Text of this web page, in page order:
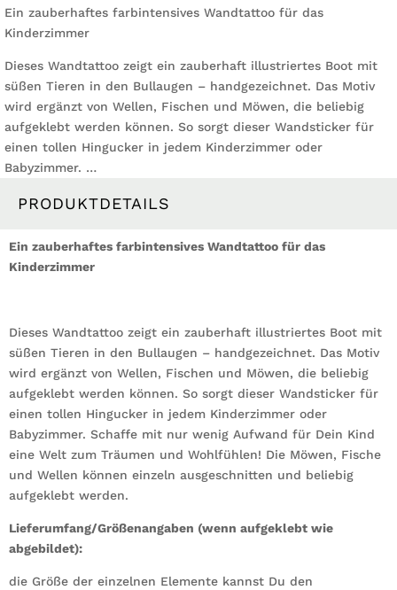
Menge
Ein zauberhaftes farbintensives Wandtattoo für das
Kinderzimmer
Dieses Wandtattoo zeigt ein zauberhaft illustriertes Boot mit
süßen Tieren in den Bullaugen – handgezeichnet. Das Motiv
wird ergänzt von Wellen, Fischen und Möwen, die beliebig
aufgeklebt werden können. So sorgt dieser Wandsticker für
einen tollen Hingucker in jedem Kinderzimmer oder
Babyzimmer. …
PRODUKTDETAILS
Ein zauberhaftes farbintensives Wandtattoo für das
Kinderzimmer
Dieses Wandtattoo zeigt ein zauberhaft illustriertes Boot mit
süßen Tieren in den Bullaugen – handgezeichnet. Das Motiv
wird ergänzt von Wellen, Fischen und Möwen, die beliebig
aufgeklebt werden können. So sorgt dieser Wandsticker für
einen tollen Hingucker in jedem Kinderzimmer oder
Babyzimmer. Schaffe mit nur wenig Aufwand für Dein Kind
eine Welt zum Träumen und Wohlfühlen! Die Möwen, Fische
und Wellen können einzeln ausgeschnitten und beliebig
aufgeklebt werden.
Lieferumfang/Größenangaben (wenn aufgeklebt wie
abgebildet):
die Größe der einzelnen Elemente kannst Du den